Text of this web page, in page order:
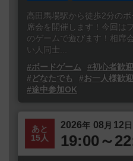
高田馬場駅から徒歩2分の
席会を開催します！今回は
のゲームで遊びます！相席
い人同士...
#ボードゲーム
#初心者歓迎
#どなたでも
#お一人様歓迎
#途中参加OK
あと
15人
2026年 08 月 12日
19:00～